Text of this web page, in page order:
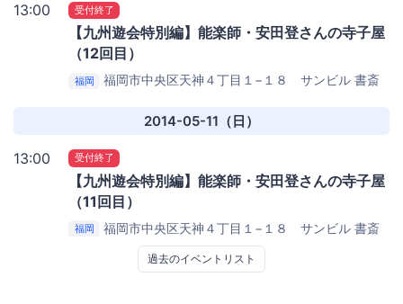
13:00 受付終了
【九州遊会特別編】能楽師・安田登さんの寺子屋
（12回目）
福岡 福岡市中央区天神４丁目１−１８ サンビル 書斎
2014-05-11（日）
13:00 受付終了
【九州遊会特別編】能楽師・安田登さんの寺子屋
（11回目）
福岡 福岡市中央区天神４丁目１−１８ サンビル 書斎
りーぶる ２階セミナールーム
過去のイベントリスト